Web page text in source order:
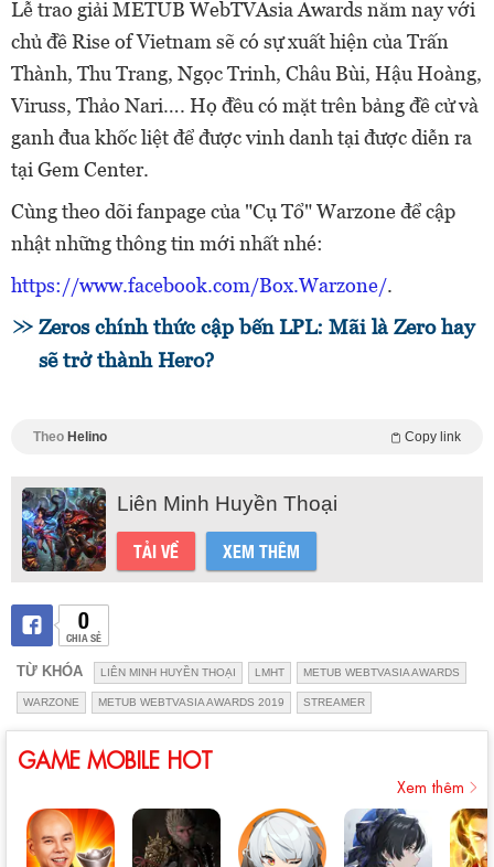
Lễ trao giải METUB WebTVAsia Awards năm nay với
chủ đề Rise of Vietnam sẽ có sự xuất hiện của Trấn
Thành, Thu Trang, Ngọc Trinh, Châu Bùi, Hậu Hoàng,
Viruss, Thảo Nari…. Họ đều có mặt trên bảng đề cử và
ganh đua khốc liệt để được vinh danh tại được diễn ra
tại Gem Center.
Cùng theo dõi fanpage của "Cụ Tổ" Warzone để cập
nhật những thông tin mới nhất nhé:
https://www.facebook.com/Box.Warzone/.
Zeros chính thức cập bến LPL: Mãi là Zero hay
sẽ trở thành Hero?
Theo Helino Copy link
Liên Minh Huyền Thoại
TẢI VỀ XEM THÊM
0
CHIA SẺ
TỪ KHÓA LIÊN MINH HUYỀN THOẠI LMHT METUB WEBTVASIA AWARDS
WARZONE METUB WEBTVASIA AWARDS 2019 STREAMER
GAME MOBILE HOT
Xem thêm